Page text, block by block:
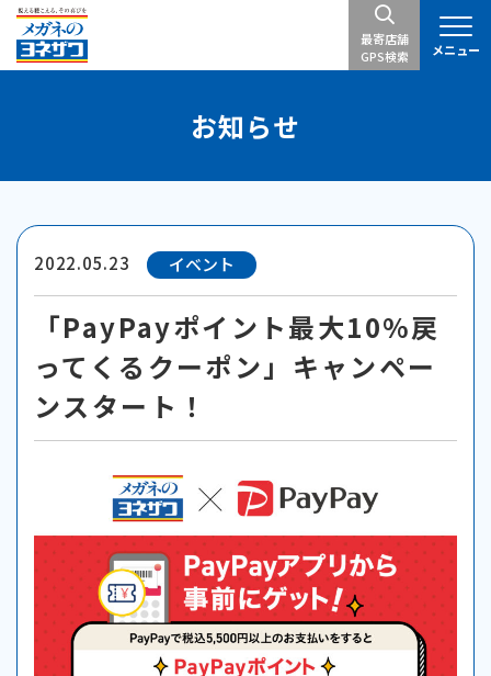
最寄店舗
GPS検索
お知らせ
2022.05.23 イベント
「PayPayポイント最大10%戻
ってくるクーポン」キャンペー
ンスタート！
メニュー